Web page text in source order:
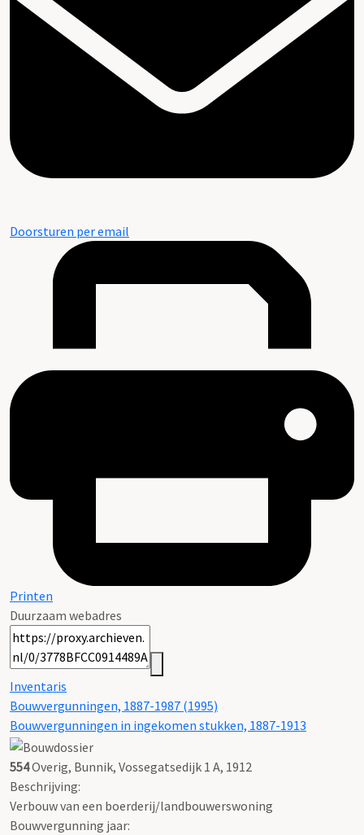
Doorsturen per email
Printen
Duurzaam webadres
Inventaris
Bouwvergunningen, 1887-1987 (1995)
Bouwvergunningen in ingekomen stukken, 1887-1913
554Overig, Bunnik, Vossegatsedijk 1 A, 1912
Beschrijving:
Verbouw van een boerderij/landbouwerswoning
Bouwvergunning jaar: